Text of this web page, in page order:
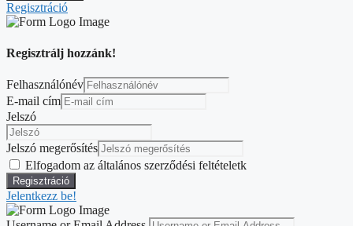
Regisztráció
Regisztrálj hozzánk!
Felhasználónév
E-mail cím
Jelszó
Jelszó megerősítés
Elfogadom az általános szerződési feltételetk
Jelentkezz be!